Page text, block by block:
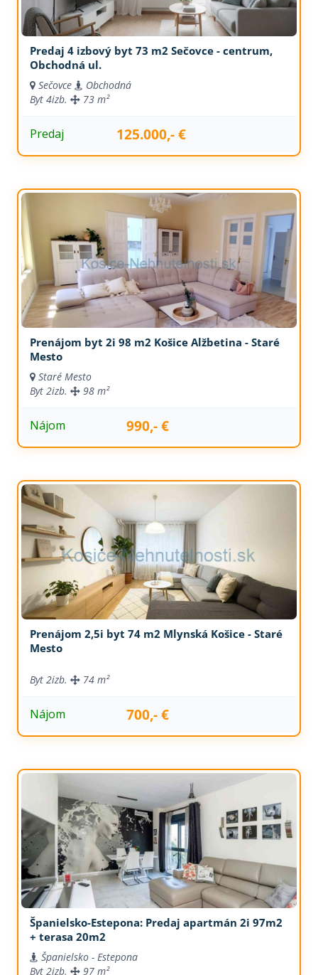
Predaj 4 izbový byt 73 m2 Sečovce - centrum,
Obchodná ul.
Sečovce
Obchodná
Byt 4izb. 73 m²
Predaj 125.000,- €
Prenájom byt 2i 98 m2 Košice Alžbetina - Staré
Mesto
Staré Mesto
Byt 2izb. 98 m²
Nájom 990,- €
Prenájom 2,5i byt 74 m2 Mlynská Košice - Staré
Mesto
Byt 2izb. 74 m²
Nájom 700,- €
Španielsko-Estepona: Predaj apartmán 2i 97m2
+ terasa 20m2
Španielsko - Estepona
Byt 2izb. 97 m²